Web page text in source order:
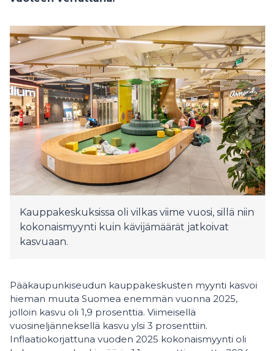
Kauppakeskuksissa oli vilkas viime vuosi, sillä niin
kokonaismyynti kuin kävijämäärät jatkoivat
kasvuaan.
Pääkaupunkiseudun kauppakeskusten myynti kasvoi
hieman muuta Suomea enemmän vuonna 2025,
jolloin kasvu oli 1,9 prosenttia. Viimeisellä
vuosineljänneksellä kasvu ylsi 3 prosenttiin.
Inflaatiokorjattuna vuoden 2025 kokonaismyynti oli